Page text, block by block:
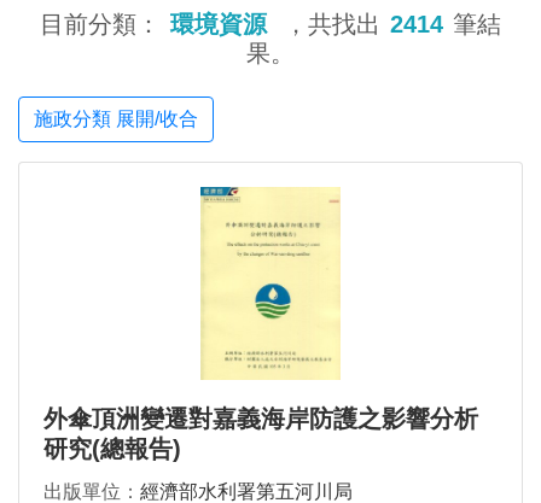
目前分類： 環境資源 ，共找出 2414 筆結
果。
施政分類 展開/收合
外傘頂洲變遷對嘉義海岸防護之影響分析
研究(總報告)
出版單位： 經濟部水利署第五河川局